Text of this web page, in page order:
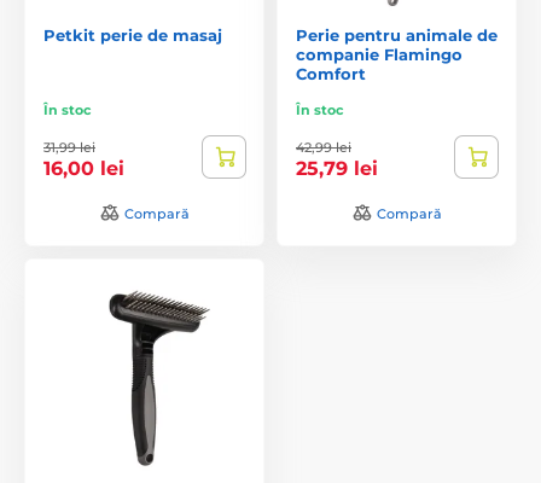
Petkit perie de masaj
În stoc
31,99 lei
16,00 lei
Compară
Perie pentru animale de
companie Flamingo
Comfort
În stoc
42,99 lei
25,79 lei
Compară